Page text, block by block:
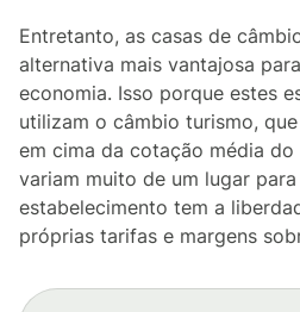
Entretanto, as casas de
alternativa mais vantajosa
economia. Isso porque estes
utilizam o câmbio turismo,
em cima da cotação média
variam muito de um lugar
estabelecimento tem a
próprias tarifas e margens